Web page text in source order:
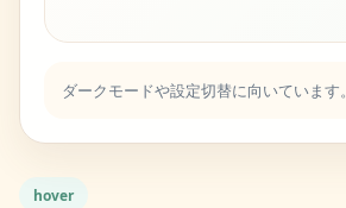
ダークモードや設定切替に向いています。
hover